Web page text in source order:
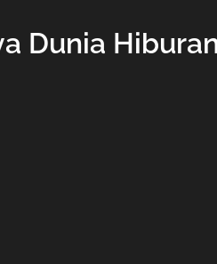
Dunia